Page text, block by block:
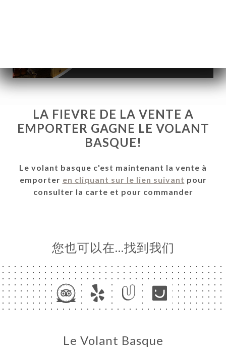
人
LA FIEVRE DE LA VENTE A
EMPORTER GAGNE LE VOLANT
BASQUE!
Le volant basque c'est maintenant la vente à
emporter en cliquant sur le lien suivant pour
consulter la carte et pour commander
您也可以在…找到我们
Le Volant Basque